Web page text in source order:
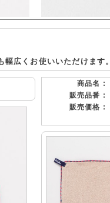
広くお使いいただけます。
商品名 :
販売品番 :
販売価格 :